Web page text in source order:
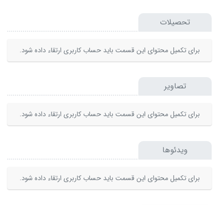
تحصیلات
برای تکمیل محتوای این قسمت باید حساب کاربری ارتقاء داده شود.
تصاویر
برای تکمیل محتوای این قسمت باید حساب کاربری ارتقاء داده شود.
ویدئوها
برای تکمیل محتوای این قسمت باید حساب کاربری ارتقاء داده شود.